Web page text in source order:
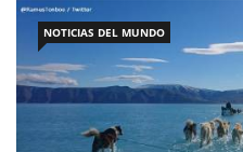
NOTICIAS DEL MUNDO